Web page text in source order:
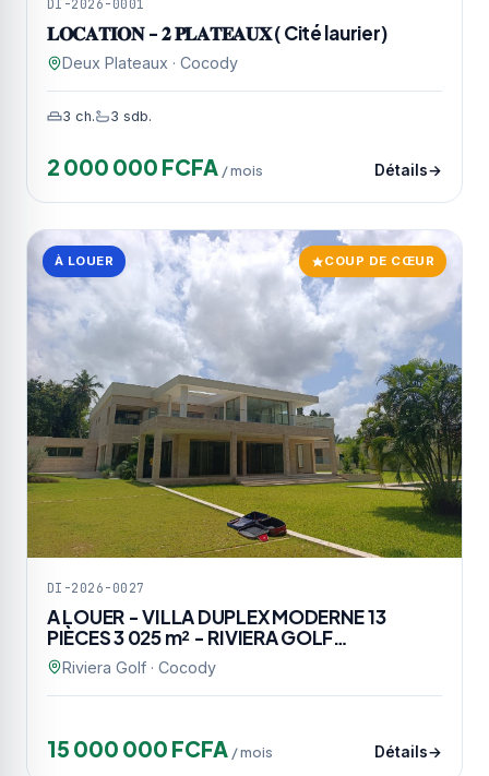
DI-2026-0001
𝐋𝐎𝐂𝐀𝐓𝐈𝐎𝐍 - 𝟐 𝐏𝐋𝐀𝐓𝐄𝐀𝐔𝐗 ( Cité laurier)
Deux Plateaux · Cocody
3 ch. 3 sdb.
2 000 000 FCFA / mois Détails
À LOUER COUP DE CŒUR
DI-2026-0027
A LOUER - VILLA DUPLEX MODERNE 13
PIÈCES 3 025 m² - RIVIERA GOLF…
Riviera Golf · Cocody
15 000 000 FCFA / mois Détails